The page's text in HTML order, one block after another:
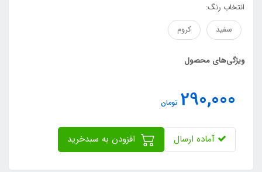
انتخاب رنگ:
سفید
کروم
ویژگی‌های محصول
290,000 تومان
آماده ارسال